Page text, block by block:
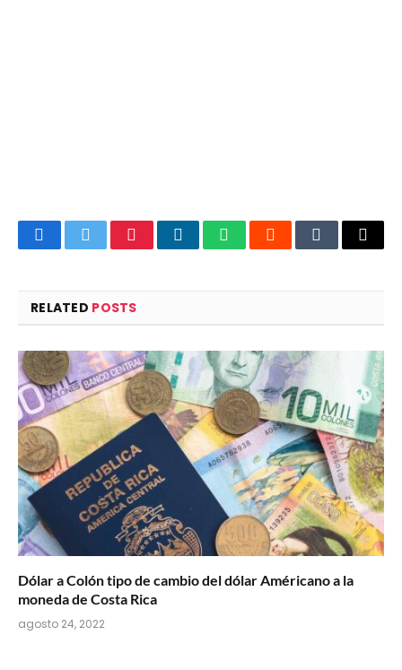
FacebookTwitterPinterestLinkedInWhatsAppRedditTumblrEmail
RELATED POSTS
Dólar a Colón tipo de cambio del dólar Américano a la
moneda de Costa Rica
agosto 24, 2022